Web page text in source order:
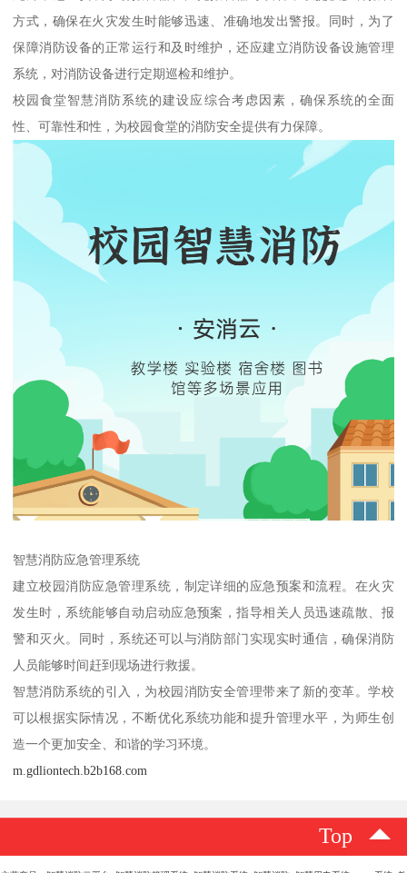
方式，确保在火灾发生时能够迅速、准确地发出警报。同时，为了
保障消防设备的正常运行和及时维护，还应建立消防设备设施管理
系统，对消防设备进行定期巡检和维护。
校园食堂智慧消防系统的建设应综合考虑因素，确保系统的全面
性、可靠性和性，为校园食堂的消防安全提供有力保障。
智慧消防应急管理系统
建立校园消防应急管理系统，制定详细的应急预案和流程。在火灾
发生时，系统能够自动启动应急预案，指导相关人员迅速疏散、报
警和灭火。同时，系统还可以与消防部门实现实时通信，确保消防
人员能够时间赶到现场进行救援。
智慧消防系统的引入，为校园消防安全管理带来了新的变革。学校
可以根据实际情况，不断优化系统功能和提升管理水平，为师生创
造一个更加安全、和谐的学习环境。
m.gdliontech.b2b168.com
Top